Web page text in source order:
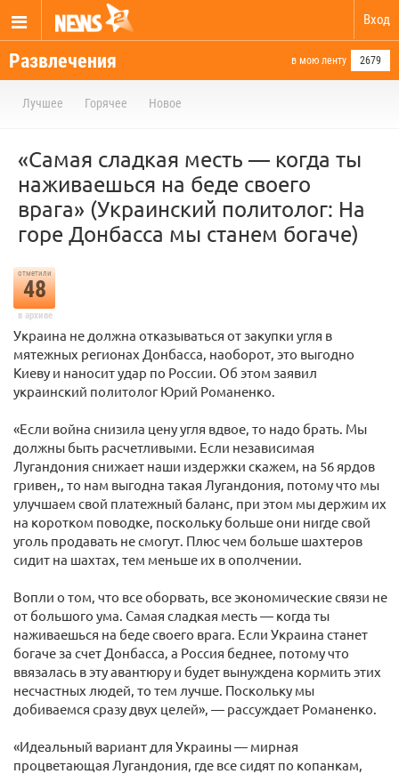
Вход
Развлечения в мою ленту 2679
Лучшее Горячее Новое
«Самая сладкая месть — когда ты
наживаешься на беде своего
врага» (Украинский политолог: На
горе Донбасса мы станем богаче)
отметили
48
в архиве
Украина не должна отказываться от закупки угля в
мятежных регионах Донбасса, наоборот, это выгодно
Киеву и наносит удар по России. Об этом заявил
украинский политолог Юрий Романенко.
«Если война снизила цену угля вдвое, то надо брать. Мы
должны быть расчетливыми. Если независимая
Лугандония снижает наши издержки скажем, на 56 ярдов
гривен,, то нам выгодна такая Лугандония, потому что мы
улучшаем свой платежный баланс, при этом мы держим их
на коротком поводке, поскольку больше они нигде свой
уголь продавать не смогут. Плюс чем больше шахтеров
сидит на шахтах, тем меньше их в ополчении.
Вопли о том, что все оборвать, все экономические связи не
от большого ума. Самая сладкая месть — когда ты
наживаешься на беде своего врага. Если Украина станет
богаче за счет Донбасса, а Россия беднее, потому что
ввязалась в эту авантюру и будет вынуждена кормить этих
несчастных людей, то тем лучше. Поскольку мы
добиваемся сразу двух целей», — рассуждает Романенко.
«Идеальный вариант для Украины — мирная
процветающая Лугандония, где все сидят по копанкам,